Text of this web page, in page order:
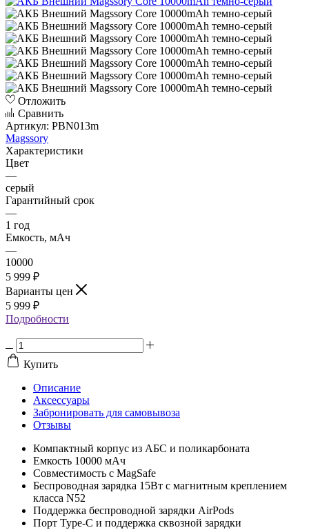
Отложить
Сравнить
Артикул: PBN013m
Magssory
Характеристики
Цвет
—
серый
Гарантийный срок
—
1 год
Емкость, мАч
—
10000
5 999 ₽
Варианты цен
5 999 ₽
Подробности
Купить
Описание
Аксессуары
Забронировать для самовывоза
Отзывы
Компактный корпус из АБС и поликарбоната
Емкость 10000 мАч
Совместимость с MagSafe
Беспроводная зарядка 15Вт с магнитным креплением
класса N52
Поддержка беспроводной зарядки AirPods
Порт Type-C и поддержка сквозной зарядки